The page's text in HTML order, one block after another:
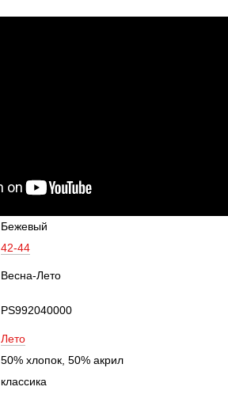
Бежевый
42-44
Весна-Лето
PS992040000
Лето
50% хлопок, 50% акрил
классика